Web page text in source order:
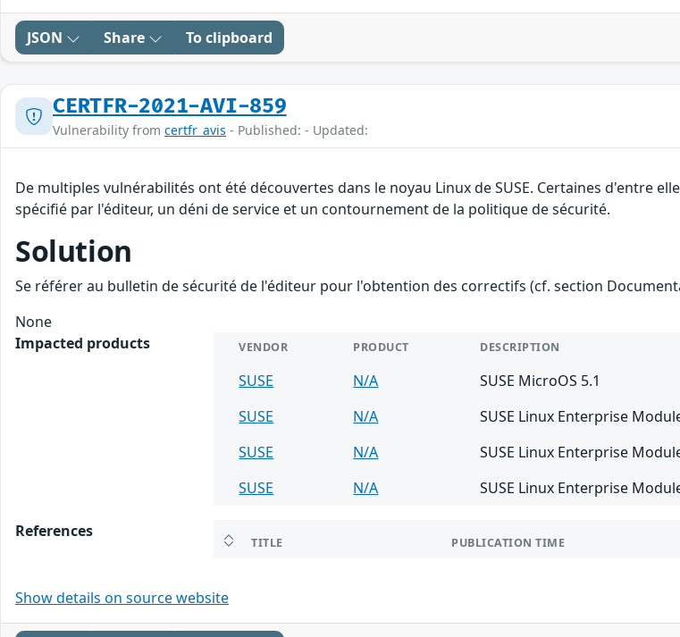
JSON Share To clipboard
CERTFR-2021-AVI-859
Vulnerability from certfr_avis - Published: - Updated:
De multiples vulnérabilités ont été découvertes dans le noyau Linux de SUSE. Certaines d'entre
spécifié par l'éditeur, un déni de service et un contournement de la politique de sécurité.
Solution
Se référer au bulletin de sécurité de l'éditeur pour l'obtention des correctifs (cf. section
None
Impacted products
VENDOR PRODUCT DESCRIPTION
SUSE N/A
SUSE MicroOS 5.1
SUSE
N/A
SUSE Linux Enterprise
SUSE
N/A
SUSE Linux Enterprise
SUSE
N/A SUSE Linux Enterprise
References
TITLE PUBLICATION TIME
Show details on source website